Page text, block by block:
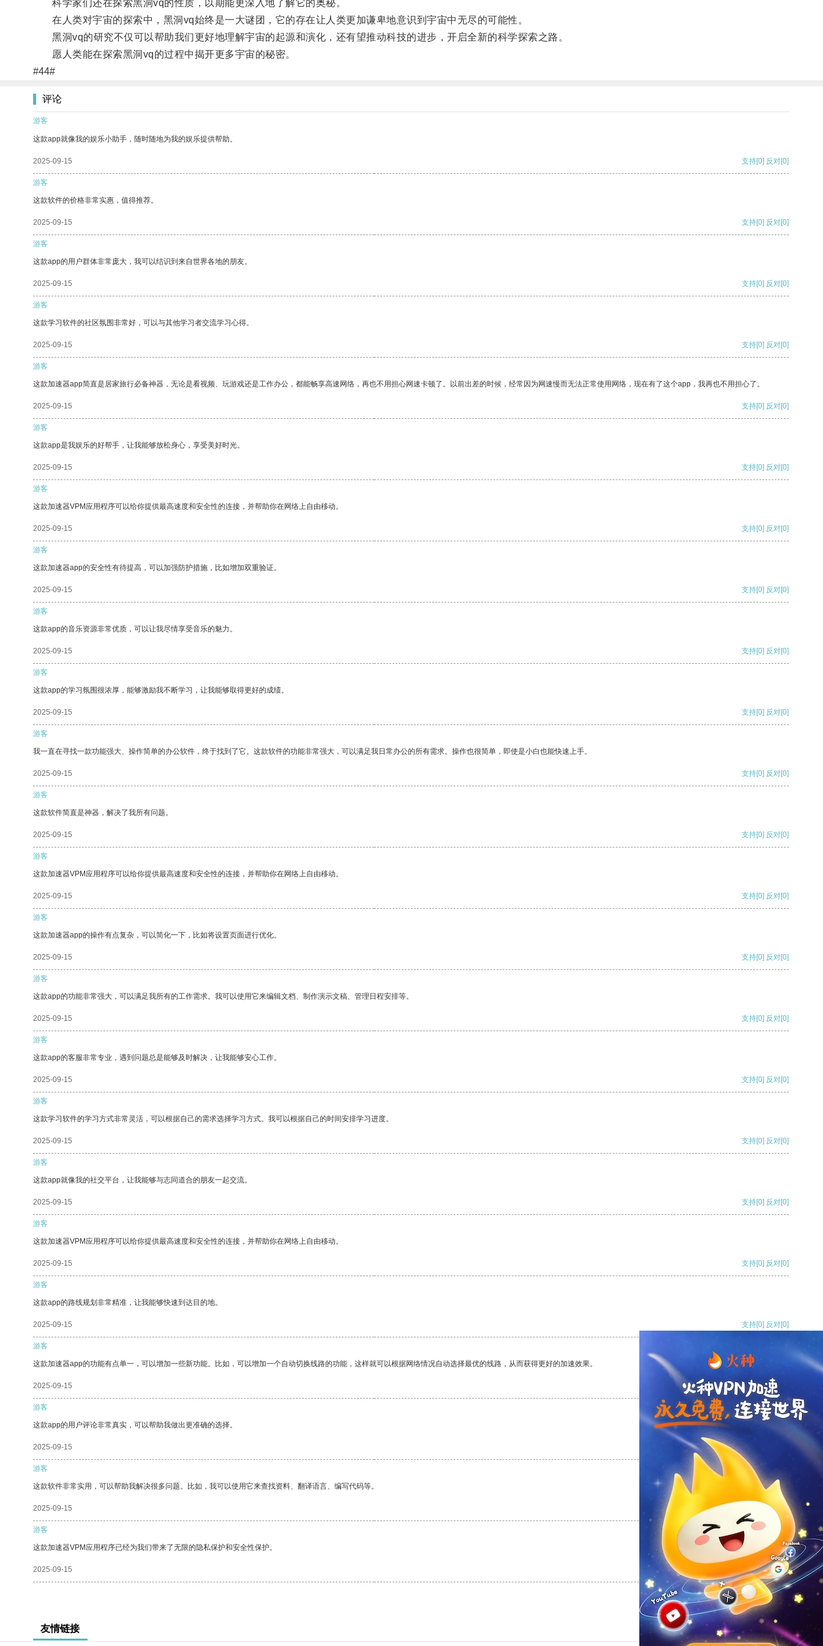
科学家们还在探索黑洞vq的性质，以期能更深入地了解它的奥秘。
在人类对宇宙的探索中，黑洞vq始终是一大谜团，它的存在让人类更加谦卑地意识到宇宙中无尽的可能性。
黑洞vq的研究不仅可以帮助我们更好地理解宇宙的起源和演化，还有望推动科技的进步，开启全新的科学探索之路。
愿人类能在探索黑洞vq的过程中揭开更多宇宙的秘密。
#44#
评论
游客
这款app就像我的娱乐小助手，随时随地为我的娱乐提供帮助。
2025-09-15 支持[0] 反对[0]
游客
这款软件的价格非常实惠，值得推荐。
2025-09-15 支持[0] 反对[0]
游客
这款app的用户群体非常庞大，我可以结识到来自世界各地的朋友。
2025-09-15 支持[0] 反对[0]
游客
这款学习软件的社区氛围非常好，可以与其他学习者交流学习心得。
2025-09-15 支持[0] 反对[0]
游客
这款加速器app简直是居家旅行必备神器，无论是看视频、玩游戏还是工作办公，都能畅享高速网络，再也不用担心网速卡顿了。以前出差的时候，经常因为网速慢而无法正常使用网络，现在有了这个app，我再也不用担心了。
2025-09-15 支持[0] 反对[0]
游客
这款app是我娱乐的好帮手，让我能够放松身心，享受美好时光。
2025-09-15 支持[0] 反对[0]
游客
这款加速器VPM应用程序可以给你提供最高速度和安全性的连接，并帮助你在网络上自由移动。
2025-09-15 支持[0] 反对[0]
游客
这款加速器app的安全性有待提高，可以加强防护措施，比如增加双重验证。
2025-09-15 支持[0] 反对[0]
游客
这款app的音乐资源非常优质，可以让我尽情享受音乐的魅力。
2025-09-15 支持[0] 反对[0]
游客
这款app的学习氛围很浓厚，能够激励我不断学习，让我能够取得更好的成绩。
2025-09-15 支持[0] 反对[0]
游客
我一直在寻找一款功能强大、操作简单的办公软件，终于找到了它。这款软件的功能非常强大，可以满足我日常办公的所有需求。操作也很简单，即使是小白也能快速上手。
2025-09-15 支持[0] 反对[0]
游客
这款软件简直是神器，解决了我所有问题。
2025-09-15 支持[0] 反对[0]
游客
这款加速器VPM应用程序可以给你提供最高速度和安全性的连接，并帮助你在网络上自由移动。
2025-09-15 支持[0] 反对[0]
游客
这款加速器app的操作有点复杂，可以简化一下，比如将设置页面进行优化。
2025-09-15 支持[0] 反对[0]
游客
这款app的功能非常强大，可以满足我所有的工作需求。我可以使用它来编辑文档、制作演示文稿、管理日程安排等。
2025-09-15 支持[0] 反对[0]
游客
这款app的客服非常专业，遇到问题总是能够及时解决，让我能够安心工作。
2025-09-15 支持[0] 反对[0]
游客
这款学习软件的学习方式非常灵活，可以根据自己的需求选择学习方式。我可以根据自己的时间安排学习进度。
2025-09-15 支持[0] 反对[0]
游客
这款app就像我的社交平台，让我能够与志同道合的朋友一起交流。
2025-09-15 支持[0] 反对[0]
游客
这款加速器VPM应用程序可以给你提供最高速度和安全性的连接，并帮助你在网络上自由移动。
2025-09-15 支持[0] 反对[0]
游客
这款app的路线规划非常精准，让我能够快速到达目的地。
2025-09-15 支持[0] 反对[0]
游客
这款加速器app的功能有点单一，可以增加一些新功能。比如，可以增加一个自动切换线路的功能，这样就可以根据网络情况自动选择最优的线路，从而获得更好的加速效果。
2025-09-15 支持[0] 反对
游客
这款app的用户评论非常真实，可以帮助我做出更准确的选择。
2025-09-15 支持
游客
这款软件非常实用，可以帮助我解决很多问题。比如，我可以使用它来查找资料、翻译语言、编写代码等。
2025-09-15 反对 [0]
游客
这款加速器VPM应用程序已经为我们带来了无限的隐私保护和安全性保护。
2025-09-15 支持[0] 反对[0]
友情链接